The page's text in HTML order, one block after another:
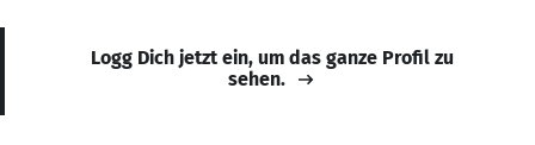
Logg Dich jetzt ein, um das ganze Profil zu
sehen.